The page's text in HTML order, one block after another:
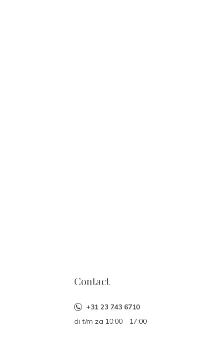
Contact
+31 23 743 6710
di t/m za 10:00 - 17:00